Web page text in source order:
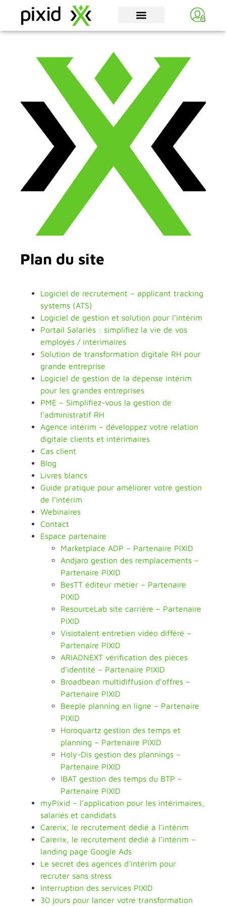
Plan du site
Logiciel de recrutement – applicant tracking
systems (ATS)
Logiciel de gestion et solution pour l’intérim
Portail Salariés : simplifiez la vie de vos
employés / intérimaires
Solution de transformation digitale RH pour
grande entreprise
Logiciel de gestion de la dépense intérim
pour les grandes entreprises
PME – Simplifiez-vous la gestion de
l’administratif RH
Agence intérim – développez votre relation
digitale clients et intérimaires
Cas client
Blog
Livres blancs
Guide pratique pour améliorer votre gestion
de l’intérim
Webinaires
Contact
Espace partenaire
Marketplace ADP – Partenaire PIXID
Andjaro gestion des remplacements –
Partenaire PIXID
BesTT éditeur métier – Partenaire
PIXID
ResourceLab site carrière – Partenaire
PIXID
Visiotalent entretien vidéo différé –
Partenaire PIXID
ARIADNEXT vérification des pièces
d’identité – Partenaire PIXID
Broadbean multidiffusion d’offres –
Partenaire PIXID
Beeple planning en ligne – Partenaire
PIXID
Horoquartz gestion des temps et
planning – Partenaire PIXID
Holy-Dis gestion des plannings –
Partenaire PIXID
IBAT gestion des temps du BTP –
Partenaire PIXID
myPixid – l’application pour les intérimaires,
salariés et candidats
Carerix, le recrutement dédié à l’intérim
Carerix, le recrutement dédié à l’intérim –
landing page Google Ads
Le secret des agences d’intérim pour
recruter sans stress
Interruption des services PIXID
30 jours pour lancer votre transformation